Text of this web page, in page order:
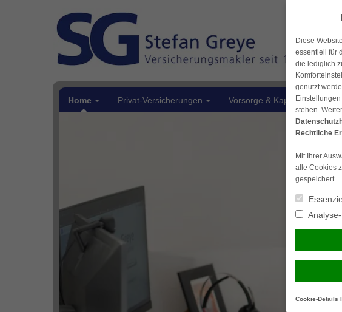
zum
Inhalt
Home Privat-Versicherungen Vorsorge & Kapital
Diese
essentiell für
die lediglich
genutzt
stehen.
Rechtliche
Mit Ihrer
alle Cookies
gespeichert.
Cookie-Details